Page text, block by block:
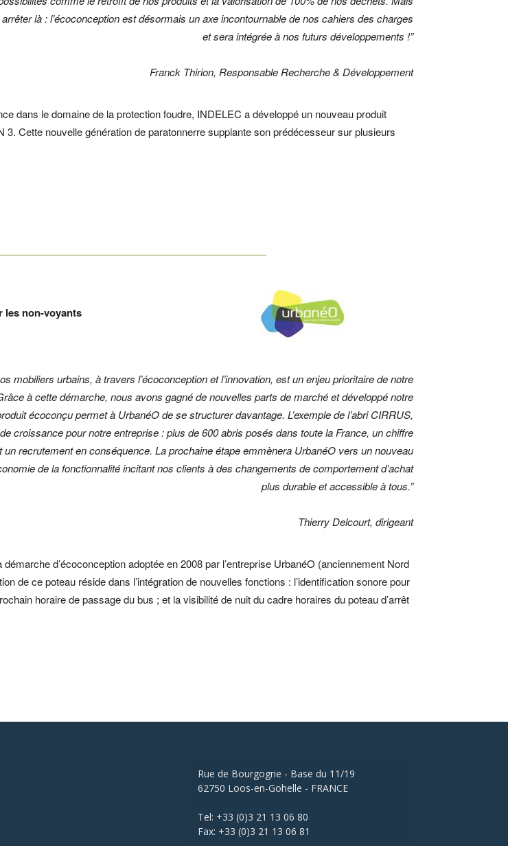
là : l’écoconception est désormais un axe incontournable de nos cahiers des charges
et sera intégrée à nos futurs développements !”
Franck Thirion, Responsable Recherche & Développement
dans le domaine de la protection foudre, INDELEC a développé un nouveau produit
Cette nouvelle génération de paratonnerre supplante son prédécesseur sur plusieurs
les non-voyants
mobiliers urbains, à travers l’écoconception et l’innovation, est un enjeu prioritaire de notre
à cette démarche, nous avons gagné de nouvelles parts de marché et développé notre
écoconçu permet à UrbanéO de se structurer davantage. L’exemple de l’abri CIRRUS,
croissance pour notre entreprise : plus de 600 abris posés dans toute la France, un chiffre
un recrutement en conséquence. La prochaine étape emmènera UrbanéO vers un nouveau
de la fonctionnalité incitant nos clients à des changements de comportement d’achat
plus durable et accessible à tous.”
Thierry Delcourt, dirigeant
d’écoconception adoptée en 2008 par l’entreprise UrbanéO (anciennement Nord
de ce poteau réside dans l’intégration de nouvelles fonctions : l’identification sonore pour
horaire de passage du bus ; et la visibilité de nuit du cadre horaires du poteau d’arrêt
Rue de Bourgogne - Base du 11/19
62750 Loos-en-Gohelle - FRANCE
Tel: +33 (0)3 21 13 06 80
Fax: +33 (0)3 21 13 06 81